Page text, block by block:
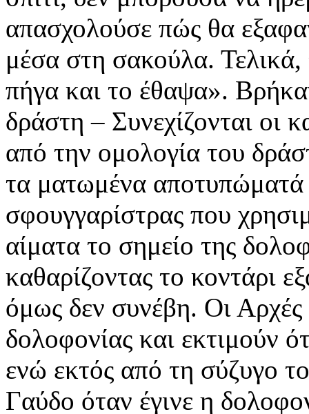
απασχολούσε πώς θα
μέσα στη σακούλα.
πήγα και το έθαψα».
δράστη – Συνεχίζονται οι
από την ομολογία του
τα ματωμένα αποτυπώματά
σφουγγαρίστρας που
αίματα το σημείο της
καθαρίζοντας το κοντάρι
όμως δεν συνέβη. Οι
δολοφονίας και εκτιμούν
ενώ εκτός από τη σύζυγο
Γαύδο όταν έγινε η